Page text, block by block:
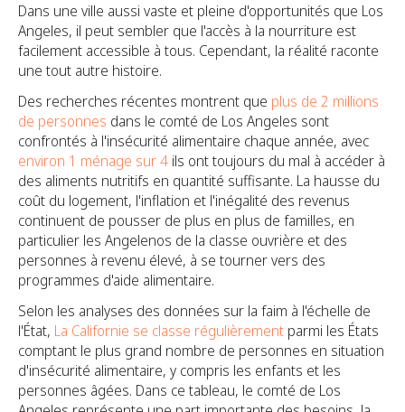
Dans une ville aussi vaste et pleine d'opportunités que Los
Angeles, il peut sembler que l'accès à la nourriture est
facilement accessible à tous. Cependant, la réalité raconte
une tout autre histoire.
Des recherches récentes montrent que plus de 2 millions
de personnes dans le comté de Los Angeles sont
confrontés à l'insécurité alimentaire chaque année, avec
environ 1 ménage sur 4 ils ont toujours du mal à accéder à
des aliments nutritifs en quantité suffisante. La hausse du
coût du logement, l'inflation et l'inégalité des revenus
continuent de pousser de plus en plus de familles, en
particulier les Angelenos de la classe ouvrière et des
personnes à revenu élevé, à se tourner vers des
programmes d'aide alimentaire.
Selon les analyses des données sur la faim à l'échelle de
l'État, La Californie se classe régulièrement parmi les États
comptant le plus grand nombre de personnes en situation
d'insécurité alimentaire, y compris les enfants et les
personnes âgées. Dans ce tableau, le comté de Los